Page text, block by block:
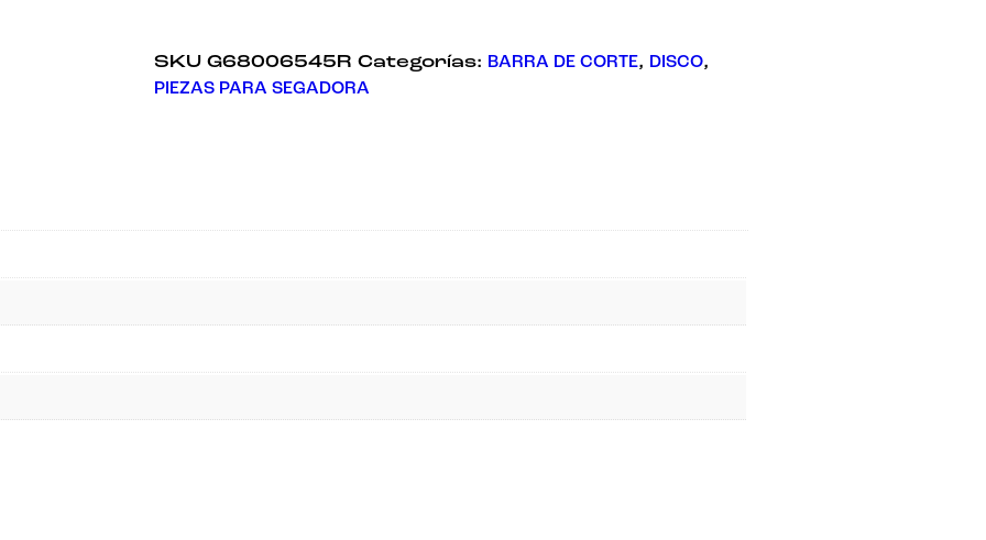
SKU G68006545R Categorías: BARRA DE CORTE, DISCO,
PIEZAS PARA SEGADORA